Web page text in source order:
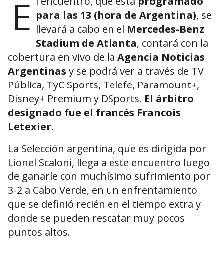
E para las 13 (hora de Argentina), se
llevará a cabo en el Mercedes-Benz
Stadium de Atlanta, contará con la
cobertura en vivo de la Agencia Noticias
Argentinas y se podrá ver a través de TV
Pública, TyC Sports, Telefe, Paramount+,
Disney+ Premium y DSports. El árbitro
designado fue el francés Francois
Letexier.
La Selección argentina, que es dirigida por
Lionel Scaloni, llega a este encuentro luego
de ganarle con muchísimo sufrimiento por
3-2 a Cabo Verde, en un enfrentamiento
que se definió recién en el tiempo extra y
donde se pueden rescatar muy pocos
puntos altos.